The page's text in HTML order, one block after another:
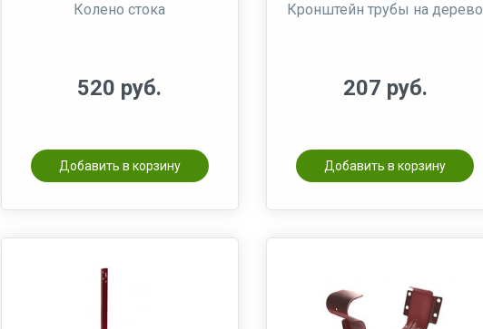
Колено стока
520 руб.
Добавить в корзину
Кронштейн трубы на дерево
207 руб.
Добавить в корзину